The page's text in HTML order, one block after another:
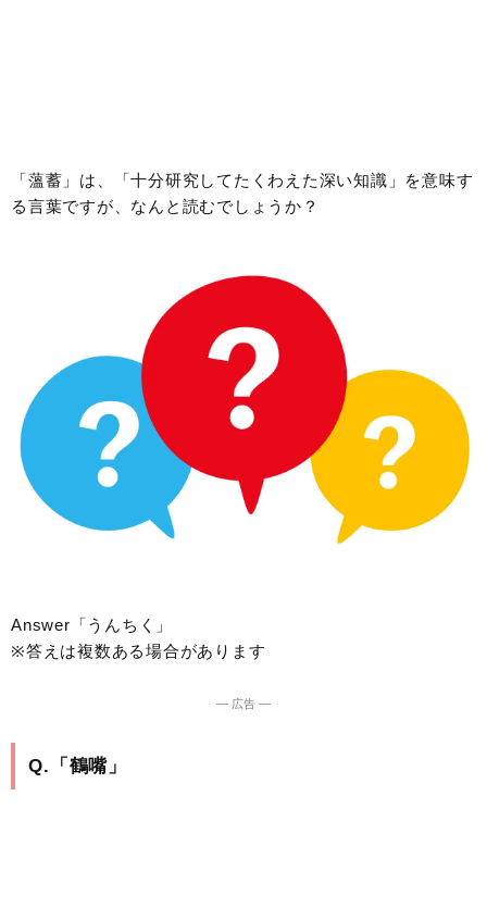
「薀蓄」は、「十分研究してたくわえた深い知識」を意味す
る言葉ですが、なんと読むでしょうか？
Answer「うんちく」
※答えは複数ある場合があります
― 広告 ―
Q.「鶴嘴」